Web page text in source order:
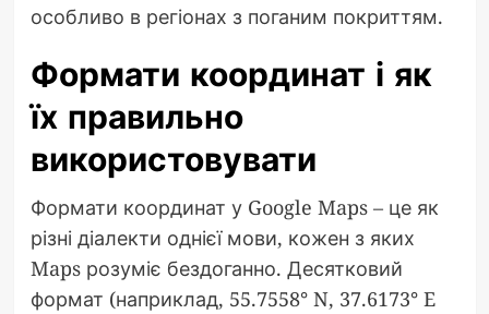
особливо в регіонах з поганим покриттям.
Формати координат і як
їх правильно
використовувати
Формати координат у Google Maps – це як
різні діалекти однієї мови, кожен з яких
Maps розуміє бездоганно. Десятковий
формат (наприклад, 55.7558° N, 37.6173° E